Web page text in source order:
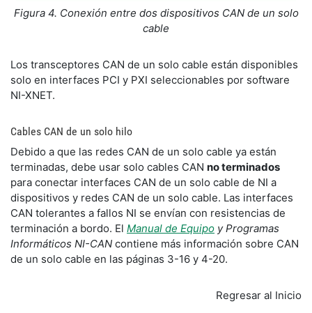
Figura 4. Conexión entre dos dispositivos CAN de un solo
cable
Los transceptores CAN de un solo cable están disponibles
solo en interfaces PCI y PXI seleccionables por software
NI-XNET.
Cables CAN de un solo hilo
Debido a que las redes CAN de un solo cable ya están
terminadas, debe usar solo cables CAN no terminados
para conectar interfaces CAN de un solo cable de NI a
dispositivos y redes CAN de un solo cable. Las interfaces
CAN tolerantes a fallos NI se envían con resistencias de
terminación a bordo. El Manual de Equipo y Programas
Informáticos NI-CAN contiene más información sobre CAN
de un solo cable en las páginas 3-16 y 4-20.
Regresar al Inicio